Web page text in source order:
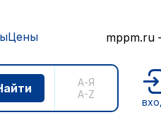
Цены mppm.ru
А-Я
A-Z